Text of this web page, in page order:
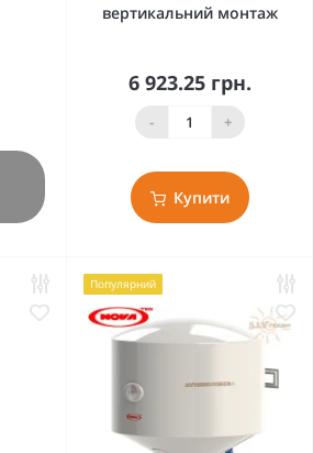
вертикальний монтаж
6 923.25 грн.
- +
Купити
Популярний